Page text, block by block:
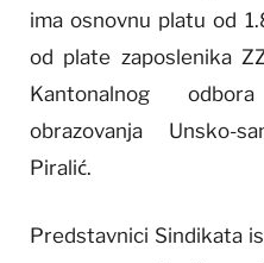
ima osnovnu platu od
od plate zaposlenika
Kantonalnog
obrazovanja Unsko-
Piralić.
Predstavnici Sindikata